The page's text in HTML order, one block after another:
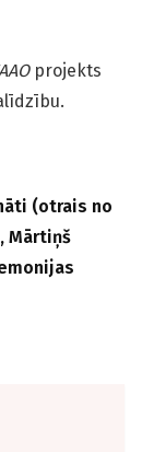
projekts
(otrais no
Mārtiņš